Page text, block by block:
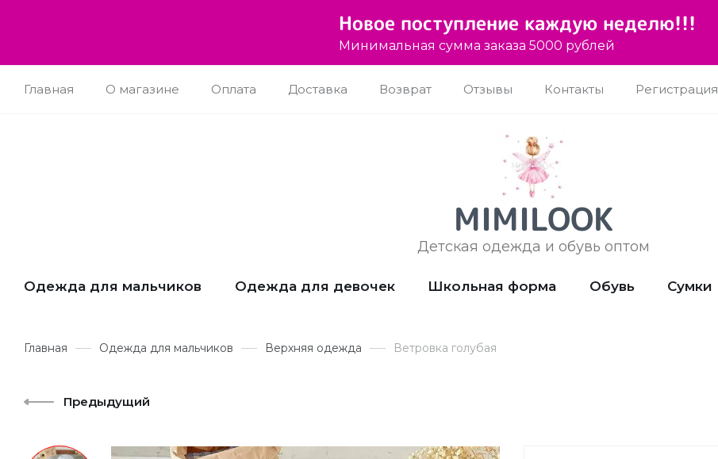
Новое поступление каждую неделю!!!
Минимальная сумма заказа 5000 рублей
Главная О магазине Оплата Доставка Возврат Отзывы Контакты Регистрация
MIMILOOK
Детская одежда и обувь оптом
Одежда для мальчиков Одежда для девочек Школьная форма Обувь Сумки
Главная Одежда для мальчиков Верхняя одежда Ветровка голубая
Предыдущий